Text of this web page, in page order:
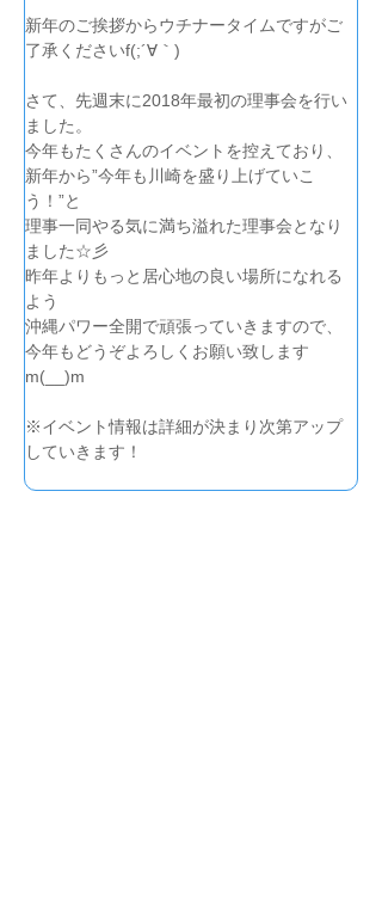
新年のご挨拶からウチナータイムですがご
了承くださいf(;´∀｀)
さて、先週末に2018年最初の理事会を行い
ました。
今年もたくさんのイベントを控えており、
新年から”今年も川崎を盛り上げていこ
う！”と
理事一同やる気に満ち溢れた理事会となり
ました☆彡
昨年よりもっと居心地の良い場所になれる
よう
沖縄パワー全開で頑張っていきますので、
今年もどうぞよろしくお願い致します
m(__)m
※イベント情報は詳細が決まり次第アップ
していきます！